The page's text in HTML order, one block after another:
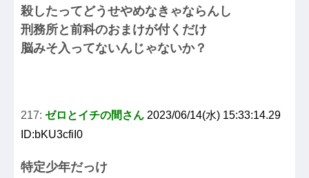
殺したってどうせやめなきゃならんし
刑務所と前科のおまけが付くだけ
脳みそ入ってないんじゃないか？
217: ゼロとイチの間さん 2023/06/14(水) 15:33:14.29
ID:bKU3cfiI0
特定少年だっけ